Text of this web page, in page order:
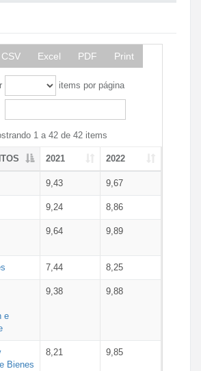
CSV Excel PDF Print
items por página
1 a 42 de 42 items
2021 2022
9,43 9,67
9,24 8,86
9,64 9,89
7,44 8,25
e
9,38 9,88
Bienes
8,21 9,85